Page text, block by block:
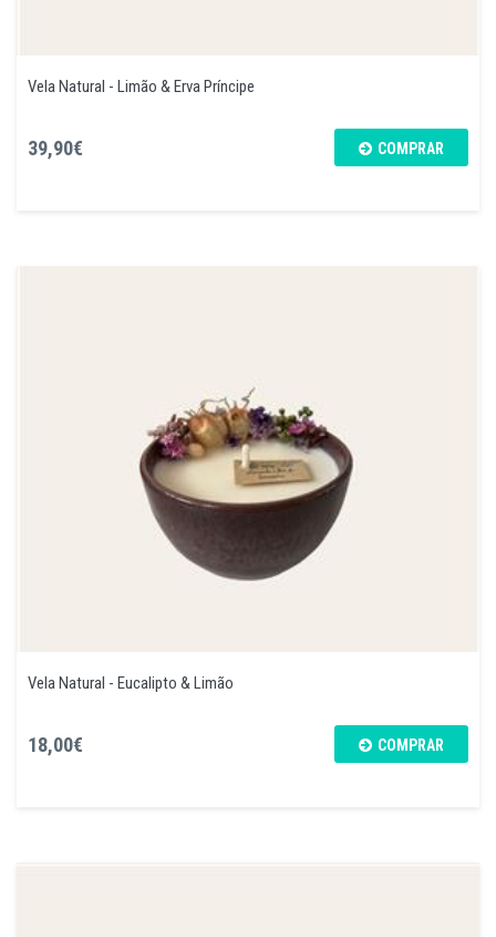
Vela Natural - Limão & Erva Príncipe
39,90€ COMPRAR
Vela Natural - Eucalipto & Limão
18,00€ COMPRAR